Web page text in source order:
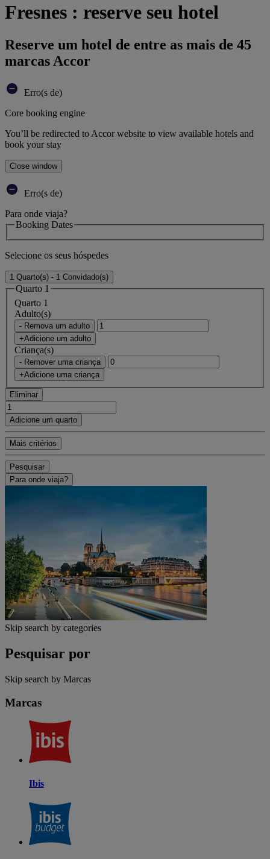
Fresnes : reserve seu hotel
Reserve um hotel de entre as mais de 45
marcas Accor
Erro(s de)
Core booking engine
You’ll be redirected to Accor website to view available hotels and
book your stay
Close window
Erro(s de)
Para onde viaja?
Booking Dates
Selecione os seus hóspedes
1 Quarto(s) - 1 Convidado(s)
Quarto 1
Quarto 1
Adulto(s)
- Remova um adulto
+Adicione um adulto
Criança(s)
- Remover uma criança
+Adicione uma criança
Eliminar
Adicione um quarto
Mais critérios
Pesquisar
Para onde viaja?
Skip search by categories
Pesquisar por
Skip search by Marcas
Marcas
Ibis